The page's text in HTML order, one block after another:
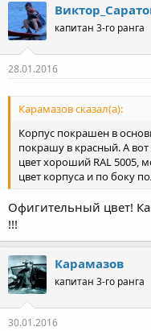
капитан 3-го ранга
28.01.2016
Карамазов сказал(а):
Корпус покрашен в
покрашу в красный. А
цвет хороший RAL 5005,
цвет корпуса и по боку
Офигительный цвет!
!!!
Карамазов
капитан 3-го ранга
30.01.2016